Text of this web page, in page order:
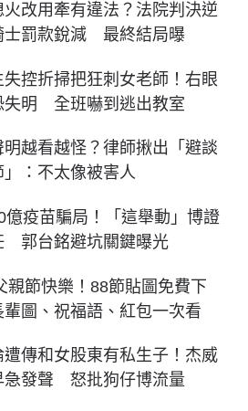
火改用牽有違法？法院判決逆
士罰款銳減 最終結局曝
失控折掃把狂刺女老師！右眼
失明 全班嚇到逃出教室
明越看越怪？律師揪出「避談
」：不太像被害人
億疫苗騙局！「這舉動」博證
郭台銘避坑關鍵曝光
親節快樂！88節貼圖免費下
輩圖、祝福語、紅包一次看
遭傳和女股東有私生子！杰威
急發聲 怒批狗仔博流量